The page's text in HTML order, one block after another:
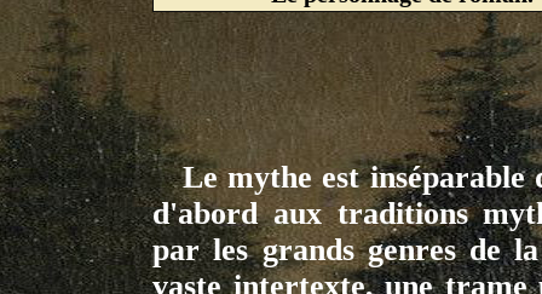
Le mythe est inséparable
d'abord aux traditions
par les grands genres de
vaste intertexte, une trame